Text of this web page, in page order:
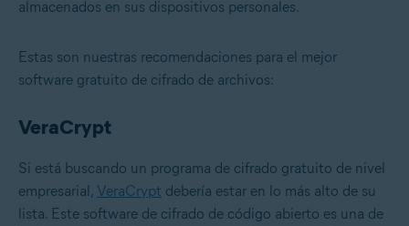
almacenados en sus dispositivos personales.
Estas son nuestras recomendaciones para el mejor
software gratuito de cifrado de archivos:
VeraCrypt
Si está buscando un programa de cifrado gratuito de nivel
empresarial, VeraCrypt debería estar en lo más alto de su
lista. Este software de cifrado de código abierto es una de